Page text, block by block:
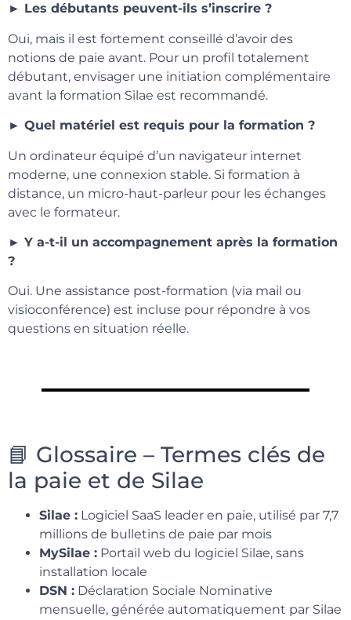
► Les débutants peuvent-ils s’inscrire ?
Oui, mais il est fortement conseillé d’avoir des
notions de paie avant. Pour un profil totalement
débutant, envisager une initiation complémentaire
avant la formation Silae est recommandé.
► Quel matériel est requis pour la formation ?
Un ordinateur équipé d’un navigateur internet
moderne, une connexion stable. Si formation à
distance, un micro-haut-parleur pour les échanges
avec le formateur.
► Y a-t-il un accompagnement après la formation
?
Oui. Une assistance post-formation (via mail ou
visioconférence) est incluse pour répondre à vos
questions en situation réelle.
📘 Glossaire – Termes clés de
la paie et de Silae
Silae : Logiciel SaaS leader en paie, utilisé par 7,7
millions de bulletins de paie par mois
MySilae : Portail web du logiciel Silae, sans
installation locale
DSN : Déclaration Sociale Nominative
mensuelle, générée automatiquement par Silae